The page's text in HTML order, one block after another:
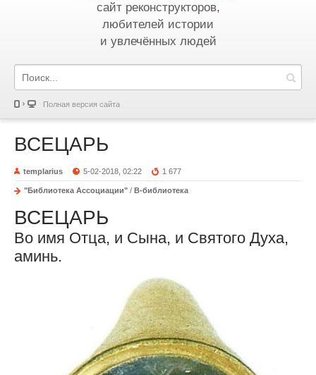
сайт реконструкторов,
любителей истории
и увлечённых людей
Полная версия сайта
ВСЕЦАРЬ
templarius 5-02-2018, 02:22 1 677
"Библиотека Ассоциации" / В-библиотека
ВСЕЦАРЬ
Во имя Отца, и Сына, и Святого Духа,
аминь.